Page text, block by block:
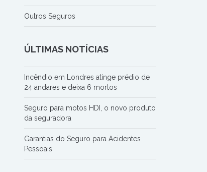
Outros Seguros
ÚLTIMAS NOTÍCIAS
Incêndio em Londres atinge prédio de
24 andares e deixa 6 mortos
Seguro para motos HDI, o novo produto
da seguradora
Garantias do Seguro para Acidentes
Pessoais